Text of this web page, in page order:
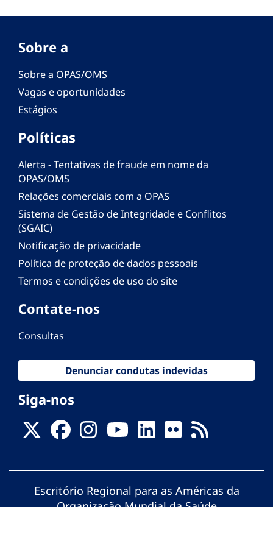
Sobre a
Sobre a OPAS/OMS
Vagas e oportunidades
Estágios
Políticas
Alerta - Tentativas de fraude em nome da
OPAS/OMS
Relações comerciais com a OPAS
Sistema de Gestão de Integridade e Conflitos
(SGAIC)
Notificação de privacidade
Política de proteção de dados pessoais
Termos e condições de uso do site
Contate-nos
Consultas
Denunciar condutas indevidas
Siga-nos
Escritório Regional para as Américas da
Organização Mundial da Saúde